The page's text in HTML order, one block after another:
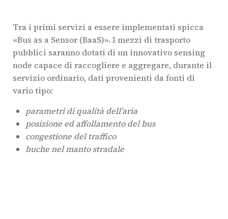
Tra i primi servizi a essere implementati spicca
«Bus as a Sensor (BaaS)». I mezzi di trasporto
pubblici saranno dotati di un innovativo sensing
node capace di raccogliere e aggregare, durante il
servizio ordinario, dati provenienti da fonti di
vario tipo:
parametri di qualità dell’aria
posizione ed affollamento del bus
congestione del traffico
buche nel manto stradale